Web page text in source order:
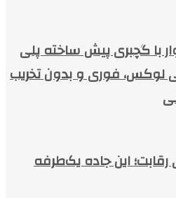
با گچبری پیش ساخته پلی
لوکس، فوری و بدون تخریب
شورای رقابت؛ این جاده یک‌طرفه